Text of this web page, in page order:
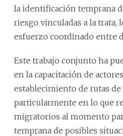
la identificación temprana
riesgo vinculadas a la trata,
esfuerzo coordinado entre
Este trabajo conjunto ha
en la capacitación de
establecimiento de rutas
particularmente en lo que
migratorios al momento
temprana de posibles